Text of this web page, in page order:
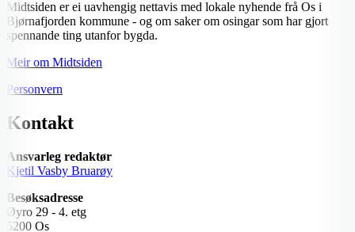
Midtsiden er ei uavhengig nettavis med lokale nyhende frå Os i
Bjørnafjorden kommune - og om saker om osingar som har gjort
spennande ting utanfor bygda.
Meir om Midtsiden
Personvern
Kontakt
Ansvarleg redaktør
Kjetil Vasby Bruarøy
Besøksadresse
Øyro 29 - 4. etg
5200 Os